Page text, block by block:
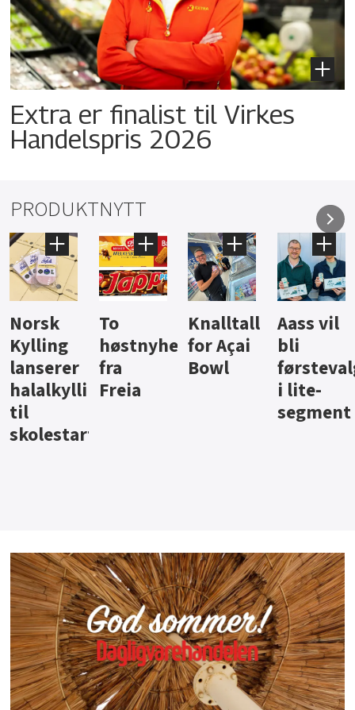
Extra er finalist til Virkes
Handelspris 2026
PRODUKTNYTT
Knalltall
for Açai
Bowl
Aass vil
bli
førstevalg
i lite-
Brus og
jus fra
Berentsen
Hard
iste fra
Hansa